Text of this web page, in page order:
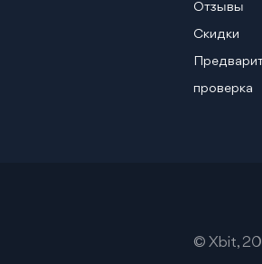
Отзывы
Скидки
проверка
© Xbit,